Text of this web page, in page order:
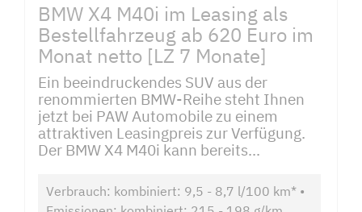
BMW X4 M40i im Leasing als
Bestellfahrzeug ab 620 Euro im
Monat netto [LZ 7 Monate]
Ein beeindruckendes SUV aus der
renommierten BMW-Reihe steht Ihnen
jetzt bei PAW Automobile zu einem
attraktiven Leasingpreis zur Verfügung.
Der BMW X4 M40i kann bereits...
Verbrauch: kombiniert: 9,5 - 8,7 l/100 km* •